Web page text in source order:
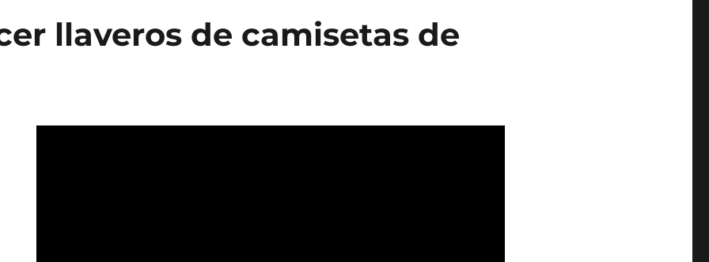
llaveros de camisetas de